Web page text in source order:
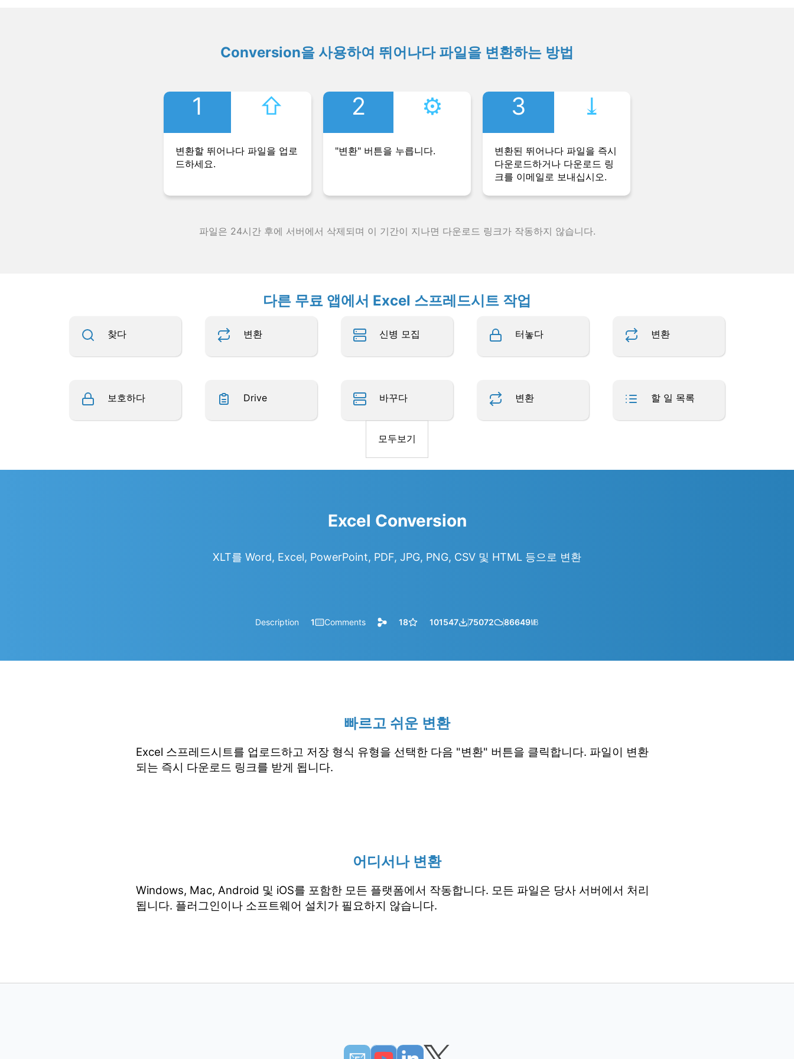
Conversion을 사용하여 뛰어나다 파일을 변환하는 방법
1 ⇧︎
변환할 뛰어나다 파일을 업로
드하세요.
2 ⚙︎
"변환" 버튼을 누릅니다.
3 ⤓︎
변환된 뛰어나다 파일을 즉시
다운로드하거나 다운로드 링
크를 이메일로 보내십시오.
파일은 24시간 후에 서버에서 삭제되며 이 기간이 지나면 다운로드 링크가 작동하지 않습니다.
다른 무료 앱에서 Excel 스프레드시트 작업
찾다 변환 신병 모집 터놓다 변환
보호하다 Drive 바꾸다 변환 할 일 목록
모두보기
Excel Conversion
XLT를 Word, Excel, PowerPoint, PDF, JPG, PNG, CSV 및 HTML 등으로 변환
Description 1 Comments 18 101547 75072 86649㎆︎
빠르고 쉬운 변환
Excel 스프레드시트를 업로드하고 저장 형식 유형을 선택한 다음 "변환" 버튼을 클릭합니다. 파일이 변환
되는 즉시 다운로드 링크를 받게 됩니다.
어디서나 변환
Windows, Mac, Android 및 iOS를 포함한 모든 플랫폼에서 작동합니다. 모든 파일은 당사 서버에서 처리
됩니다. 플러그인이나 소프트웨어 설치가 필요하지 않습니다.